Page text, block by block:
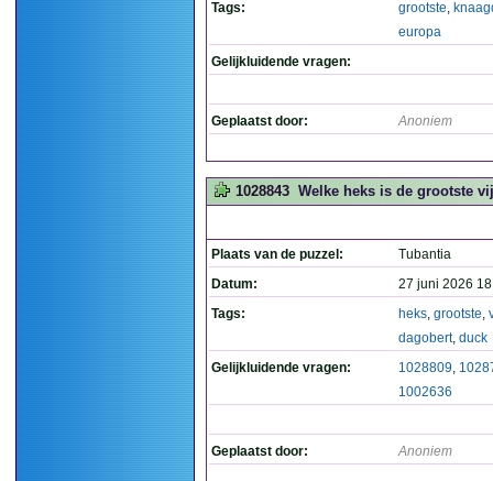
Tags:
grootste,
europa
Gelijkluidende vragen:
Geplaatst door: Anoniem
1028843 Welke heks is de grootste
Plaats van de puzzel:
Tubantia
Datum:
27 juni 2026
Tags:
heks, grootste,
dagobert, duck
Gelijkluidende vragen:
1028809,
1002636
Geplaatst door: Anoniem